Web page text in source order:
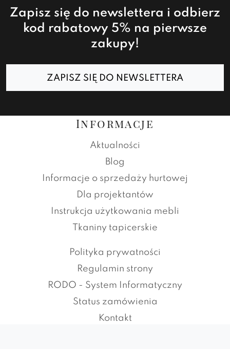
Zapisz się do newslettera i odbierz
kod rabatowy 5% na pierwsze
zakupy!
ZAPISZ SIĘ DO NEWSLETTERA
Informacje
Aktualności
Blog
Informacje o sprzedaży hurtowej
Dla projektantów
Instrukcja użytkowania mebli
Tkaniny tapicerskie
Polityka prywatności
Regulamin strony
RODO - System Informatyczny
Status zamówienia
Kontakt